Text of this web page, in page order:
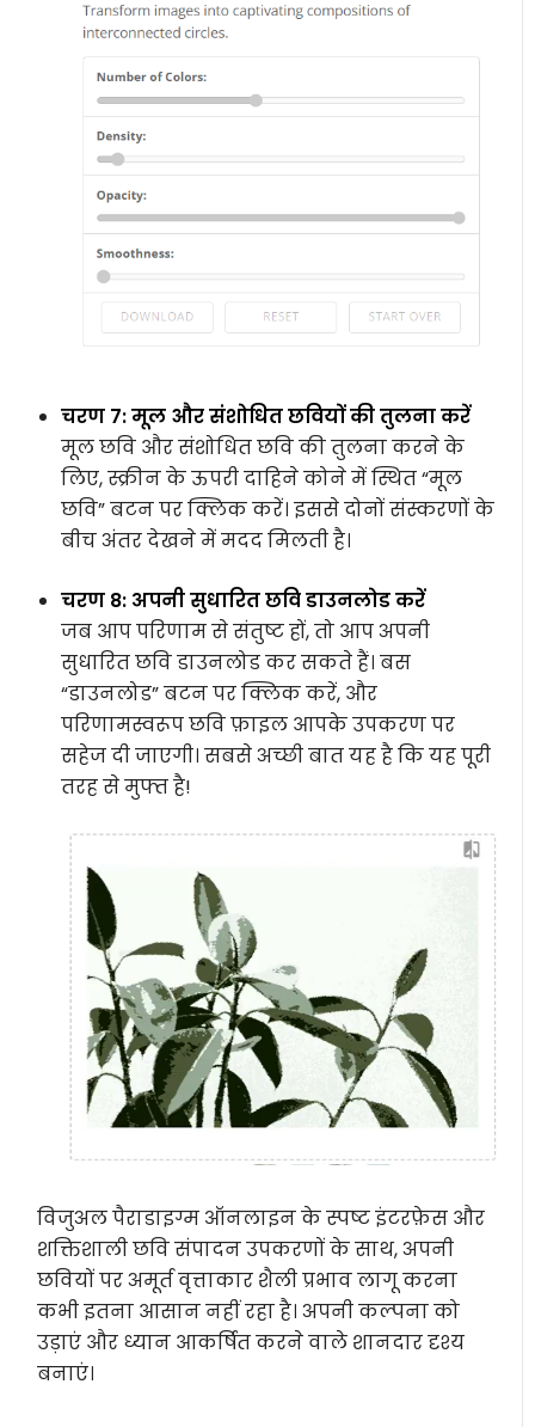
चरण 7: मूल और संशोधित छवियों की तुलना करें
मूल छवि और संशोधित छवि की तुलना करने के
लिए, स्क्रीन के ऊपरी दाहिने कोने में स्थित “मूल
छवि” बटन पर क्लिक करें। इससे दोनों संस्करणों के
बीच अंतर देखने में मदद मिलती है।
चरण 8: अपनी सुधारित छवि डाउनलोड करें
जब आप परिणाम से संतुष्ट हों, तो आप अपनी
सुधारित छवि डाउनलोड कर सकते हैं। बस
“डाउनलोड” बटन पर क्लिक करें, और
परिणामस्वरूप छवि फ़ाइल आपके उपकरण पर
सहेज दी जाएगी। सबसे अच्छी बात यह है कि यह पूरी
तरह से मुफ्त है!
विजुअल पैराडाइग्म ऑनलाइन के स्पष्ट इंटरफ़ेस और
शक्तिशाली छवि संपादन उपकरणों के साथ, अपनी
छवियों पर अमूर्त वृत्ताकार शैली प्रभाव लागू करना
कभी इतना आसान नहीं रहा है। अपनी कल्पना को
उड़ाएं और ध्यान आकर्षित करने वाले शानदार दृश्य
बनाएं।